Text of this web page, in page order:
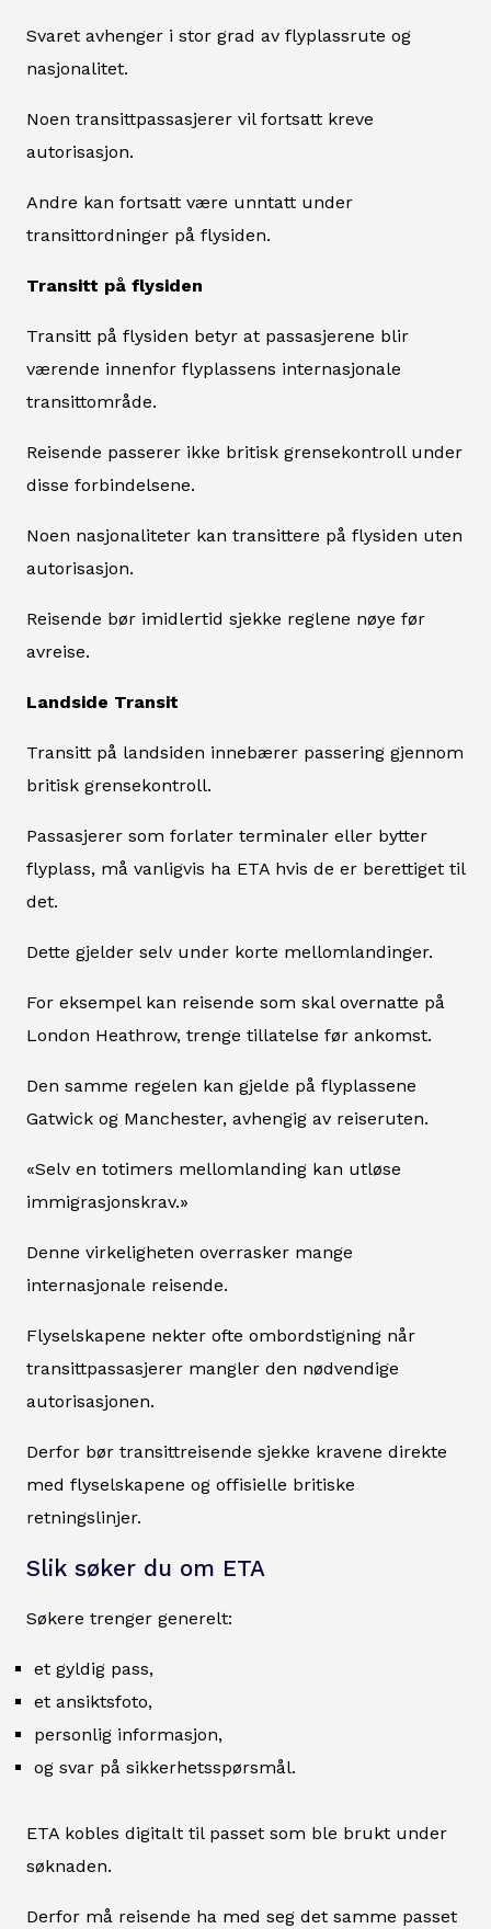
Svaret avhenger i stor grad av flyplassrute og
nasjonalitet.
Noen transittpassasjerer vil fortsatt kreve
autorisasjon.
Andre kan fortsatt være unntatt under
transittordninger på flysiden.
Transitt på flysiden
Transitt på flysiden betyr at passasjerene blir
værende innenfor flyplassens internasjonale
transittområde.
Reisende passerer ikke britisk grensekontroll under
disse forbindelsene.
Noen nasjonaliteter kan transittere på flysiden uten
autorisasjon.
Reisende bør imidlertid sjekke reglene nøye før
avreise.
Landside Transit
Transitt på landsiden innebærer passering gjennom
britisk grensekontroll.
Passasjerer som forlater terminaler eller bytter
flyplass, må vanligvis ha ETA hvis de er berettiget til
det.
Dette gjelder selv under korte mellomlandinger.
For eksempel kan reisende som skal overnatte på
London Heathrow, trenge tillatelse før ankomst.
Den samme regelen kan gjelde på flyplassene
Gatwick og Manchester, avhengig av reiseruten.
«Selv en totimers mellomlanding kan utløse
immigrasjonskrav.»
Denne virkeligheten overrasker mange
internasjonale reisende.
Flyselskapene nekter ofte ombordstigning når
transittpassasjerer mangler den nødvendige
autorisasjonen.
Derfor bør transittreisende sjekke kravene direkte
med flyselskapene og offisielle britiske
retningslinjer.
Slik søker du om ETA
Søkere trenger generelt:
et gyldig pass,
et ansiktsfoto,
personlig informasjon,
og svar på sikkerhetsspørsmål.
ETA kobles digitalt til passet som ble brukt under
søknaden.
Derfor må reisende ha med seg det samme passet